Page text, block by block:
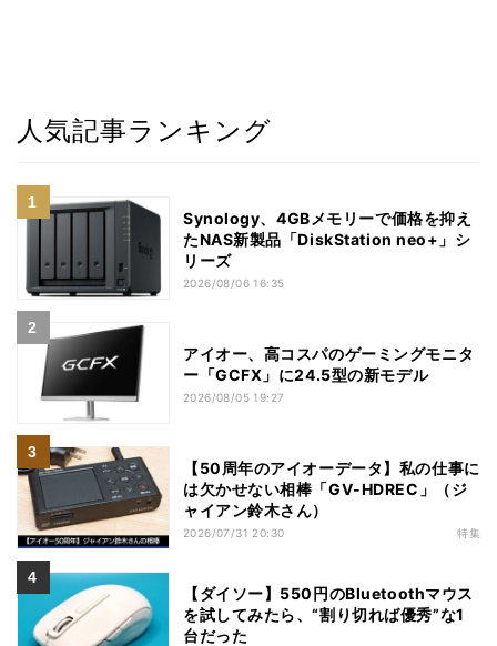
人気記事ランキング
Synology、4GBメモリーで価格を抑え
たNAS新製品「DiskStation neo+」シ
リーズ
2026/08/06 16:35
アイオー、高コスパのゲーミングモニタ
ー「GCFX」に24.5型の新モデル
2026/08/05 19:27
【50周年のアイオーデータ】私の仕事に
は欠かせない相棒「GV-HDREC」（ジ
ャイアン鈴木さん）
2026/07/31 20:30 特集
【ダイソー】550円のBluetoothマウス
を試してみたら、“割り切れば優秀”な1
台だった